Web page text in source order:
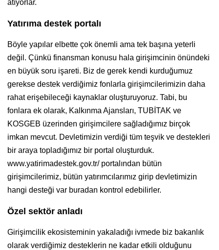
atıyorlar.
Yatırıma destek portalı
Böyle yapılar elbette çok önemli ama tek başına yeterli
değil. Çünkü finansman konusu hala girişimcinin önündeki
en büyük soru işareti. Biz de gerek kendi kurduğumuz
gerekse destek verdiğimiz fonlarla girişimcilerimizin daha
rahat erişebileceği kaynaklar oluşturuyoruz. Tabi, bu
fonlara ek olarak, Kalkınma Ajansları, TUBİTAK ve
KOSGEB üzerinden girişimcilere sağladığımız birçok
imkan mevcut. Devletimizin verdiği tüm teşvik ve destekleri
bir araya topladığımız bir portal oluşturduk.
www.yatirimadestek.gov.tr/ portalından bütün
girişimcilerimiz, bütün yatırımcılarımız girip devletimizin
hangi desteği var buradan kontrol edebilirler.
Özel sektör anladı
Girişimcilik ekosisteminin yakaladığı ivmede biz bakanlık
olarak verdiğimiz desteklerin ne kadar etkili olduğunu